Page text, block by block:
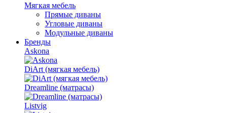
Мягкая мебель
Прямые диваны
Угловые диваны
Модульные диваны
Бренды
Askona
DiArt (мягкая мебель)
Dreamline (матрасы)
Listvig